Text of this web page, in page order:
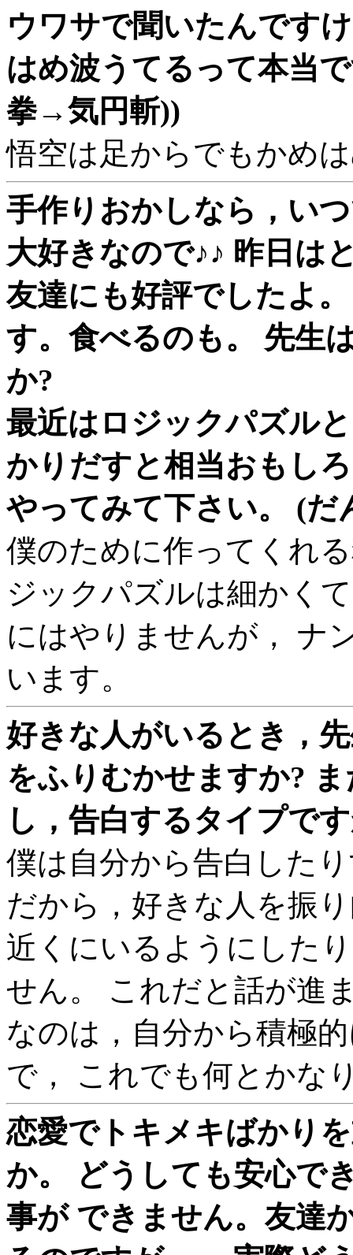
ウワサで聞いたんです
はめ波うてるって本当
拳→気円斬))
悟空は足からでもかめ
手作りおかしなら，い
大好きなので♪♪ 昨日は
友達にも好評でしたよ
す。食べるのも。 先生
か?
最近はロジックパズル
かりだすと相当おもし
やってみて下さい。 (だ
僕のために作ってくれ
ジックパズルは細かく
にはやりませんが， ナ
います。
好きな人がいるとき，
をふりむかせますか?
し，告白するタイプで
僕は自分から告白した
だから，好きな人を振
近くにいるようにした
せん。 これだと話が進
なのは，自分から積極
で， これでも何とかな
恋愛でトキメキばかり
か。 どうしても安心で
事が できません。友達